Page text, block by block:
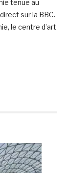
tenue au
sur la BBC.
le centre d’art